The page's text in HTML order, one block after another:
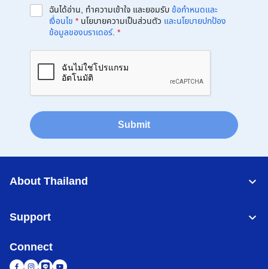
ฉันได้อ่าน, ทำความเข้าใจ และยอมรับข้อกำหนดและ
เงื่อนไข * นโยบายความเป็นส่วนตัว และนโยบายปกป้อง
ข้อมูลของบราเดอร์. *
Submit
About Thailand
Support
Connect